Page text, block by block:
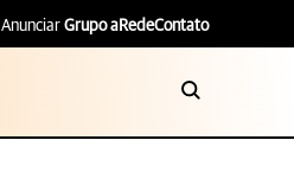
Anunciar Grupo aRedeContato